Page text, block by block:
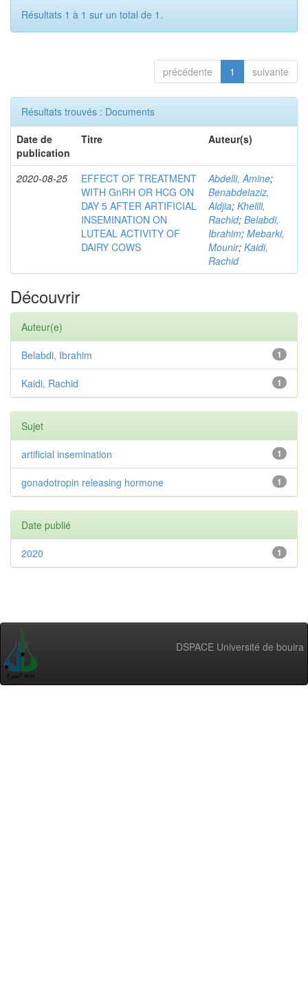
Résultats 1 à 1 sur un total de 1.
précédente 1 suivante
Résultats trouvés : Documents
Date de
publication
Titre Auteur(s)
2020-08-25
EFFECT OF TREATMENT
WITH GnRH OR HCG ON
DAY 5 AFTER ARTIFICIAL
INSEMINATION ON
LUTEAL ACTIVITY OF
DAIRY COWS
Abdelli, Amine;
Benabdelaziz,
Aldjia; Khelili,
Rachid; Belabdi,
Ibrahim; Mebarki,
Mounir; Kaidi,
Rachid
Découvrir
Auteur(e)
1
Belabdi, Ibrahim
1
Kaidi, Rachid
Sujet
1
artificial insemination
1
gonadotropin releasing hormone
Date publié
1
2020
DSPACE Université de bouira